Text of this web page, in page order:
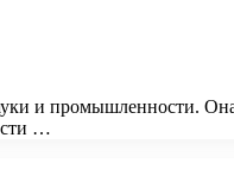
и промышленности.
…